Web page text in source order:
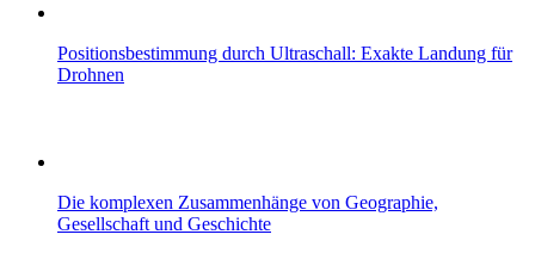
Positionsbestimmung durch Ultraschall: Exakte Landung für
Drohnen
Die komplexen Zusammenhänge von Geographie,
Gesellschaft und Geschichte